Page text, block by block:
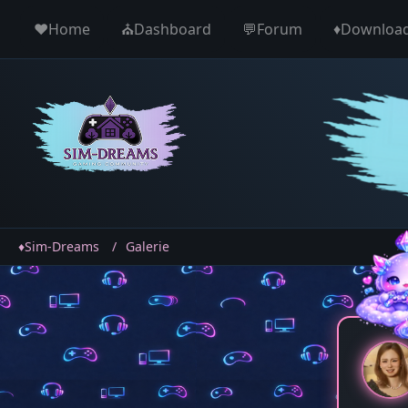
♥️Home ⛪️Dashboard 💬Forum
♦️Sim-Dreams Galerie